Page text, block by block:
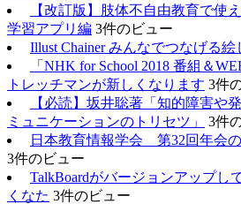
【改訂版】肢体不自由教育で使
学習アプリ編 3件のビュー
Illust Chainer みんなでつなげる絵
「NHK for School 2018 番組＆
トレッチマンが新しくなります 3件
【必読】坂井聡著「知的障害や
ミュニケーションのトリセツ」
3件
日本教育情報学会 第32回年会
3件のビュー
TalkBoardがバージョンアップし
くなた 3件のビュー